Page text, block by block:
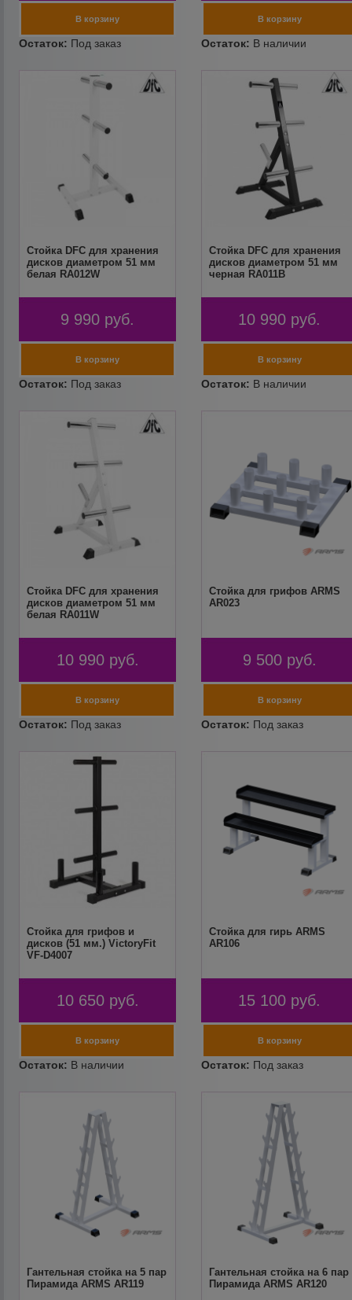
Стойка DFC для хранения
дисков диаметром 51 мм
белая RA012W
9 990 руб.
Стойка DFC для хранения
дисков диаметром 51 мм
черная RA011B
10 990 руб.
Стойка DFC для хранения
дисков диаметром 51 мм
белая RA011W
10 990 руб.
Стойка для грифов ARMS
AR023
9 500 руб.
Стойка для грифов и
дисков (51 мм.) VictoryFit
VF-D4007
10 650 руб.
Стойка для гирь ARMS
AR106
15 100 руб.
Гантельная стойка на 5 пар
Пирамида ARMS AR119
Гантельная стойка на 6 пар
Пирамида ARMS AR120